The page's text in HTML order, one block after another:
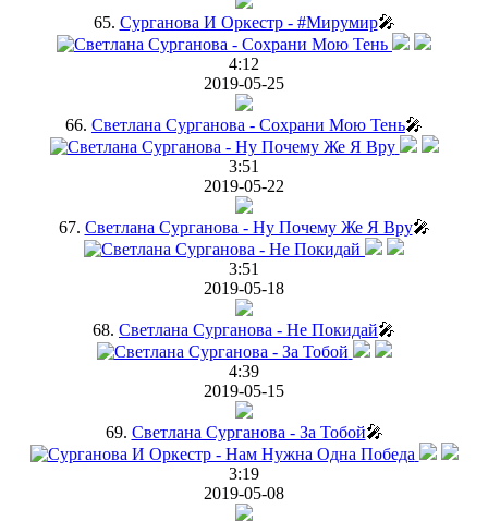
65. Сурганова И Оркестр - #Мирумир🎤
4:12
2019-05-25
66. Светлана Сурганова - Сохрани Мою Тень🎤
3:51
2019-05-22
67. Светлана Сурганова - Ну Почему Же Я Вру🎤
3:51
2019-05-18
68. Светлана Сурганова - Не Покидай🎤
4:39
2019-05-15
69. Светлана Сурганова - За Тобой🎤
3:19
2019-05-08